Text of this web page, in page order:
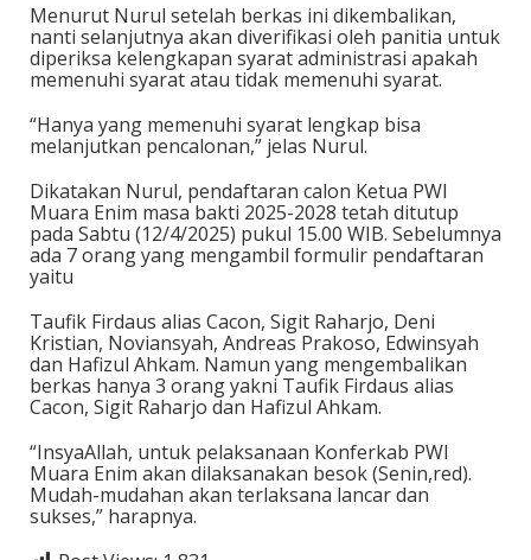
Menurut Nurul setelah berkas ini dikembalikan,
nanti selanjutnya akan diverifikasi oleh panitia untuk
diperiksa kelengkapan syarat administrasi apakah
memenuhi syarat atau tidak memenuhi syarat.
“Hanya yang memenuhi syarat lengkap bisa
melanjutkan pencalonan,” jelas Nurul.
Dikatakan Nurul, pendaftaran calon Ketua PWI
Muara Enim masa bakti 2025-2028 tetah ditutup
pada Sabtu (12/4/2025) pukul 15.00 WIB. Sebelumnya
ada 7 orang yang mengambil formulir pendaftaran
yaitu
Taufik Firdaus alias Cacon, Sigit Raharjo, Deni
Kristian, Noviansyah, Andreas Prakoso, Edwinsyah
dan Hafizul Ahkam. Namun yang mengembalikan
berkas hanya 3 orang yakni Taufik Firdaus alias
Cacon, Sigit Raharjo dan Hafizul Ahkam.
“InsyaAllah, untuk pelaksanaan Konferkab PWI
Muara Enim akan dilaksanakan besok (Senin,red).
Mudah-mudahan akan terlaksana lancar dan
sukses,” harapnya.